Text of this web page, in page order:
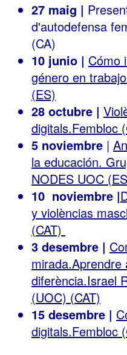
27 maig |
d'autodefensa
(CA)
10 junio | Cómo
género en
(ES)
28 octubre |
digitals.Fembloc
5 noviembre |
la educación.
NODES UOC
10 noviembre |
y violèncias
(CAT)
3 desembre |
diferència.Israel
(UOC) (CAT)
15 desembre |
digitals.Fembloc